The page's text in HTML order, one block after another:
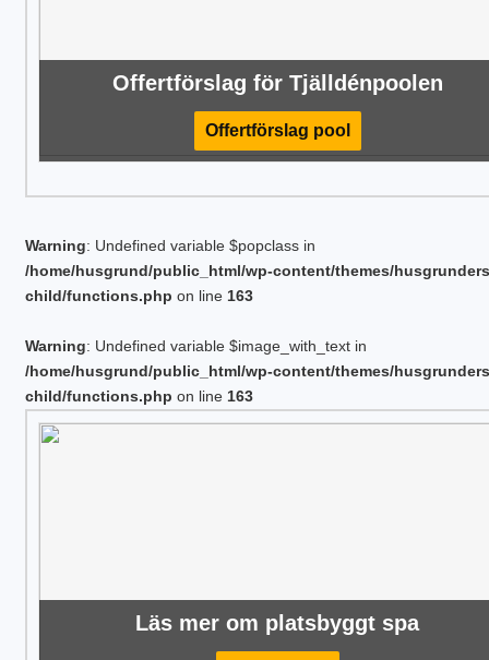
Offertförslag för Tjälldénpoolen
Offertförslag pool
Warning: Undefined variable $popclass in
/home/husgrund/public_html/wp-content/themes/
child/functions.php on line 163
Warning: Undefined variable $image_with_text in
/home/husgrund/public_html/wp-content/themes/
child/functions.php on line 163
Läs mer om platsbyggt spa